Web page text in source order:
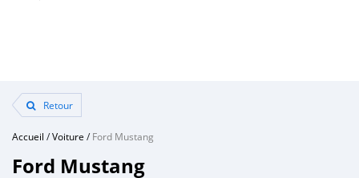
Retour
Accueil /Voiture /Ford Mustang
Ford Mustang